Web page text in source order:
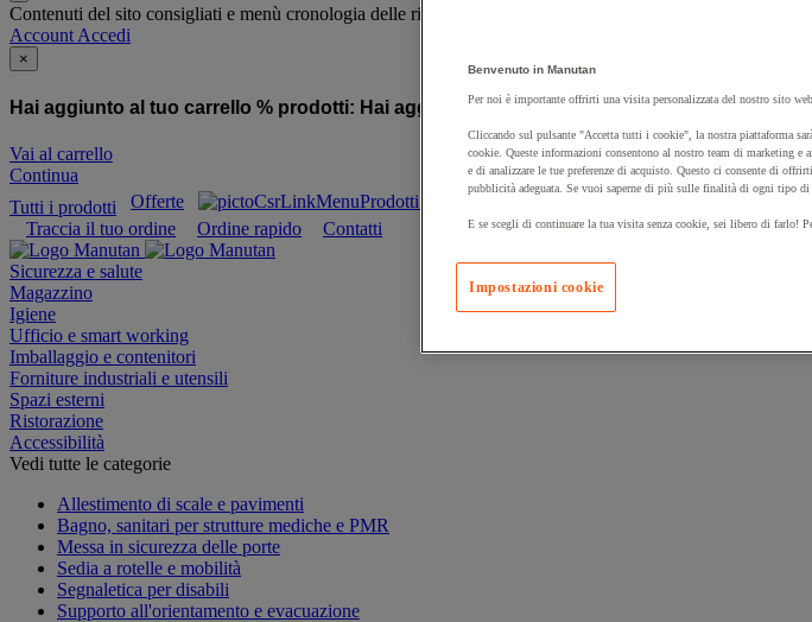
Contenuti del sito consigliati e menù cronologia delle ricerche
Account Accedi
×
Hai aggiunto al tuo carrello % prodotti: Hai aggiunto al tuo carrello un prodotto:
Vai al carrello
Continua
Tutti i prodotti
Offerte Prodotti sostenibili
Traccia il tuo ordine
Ordine rapido Contatti
Sicurezza e salute
Magazzino
Igiene
Ufficio e smart working
Imballaggio e contenitori
Forniture industriali e utensili
Spazi esterni
Ristorazione
Accessibilità
Vedi tutte le categorie
Allestimento di scale e pavimenti
Bagno, sanitari per strutture mediche e PMR
Messa in sicurezza delle porte
Sedia a rotelle e mobilità
Segnaletica per disabili
Supporto all'orientamento e evacuazione
Benvenuto in Manutan
Per noi è importante offrirti una visita personalizzata del nostro sito
Cliccando sul pulsante "Accetta tutti i cookie", la nostra piattaforma
cookie. Queste informazioni consentono al nostro team di marketing
e di analizzare le tue preferenze di acquisto. Questo ci consente di
pubblicità adeguata. Se vuoi saperne di più sulle finalità di ogni tipo
E se scegli di continuare la tua visita senza cookie, sei libero di farlo!
Impostazioni cookie